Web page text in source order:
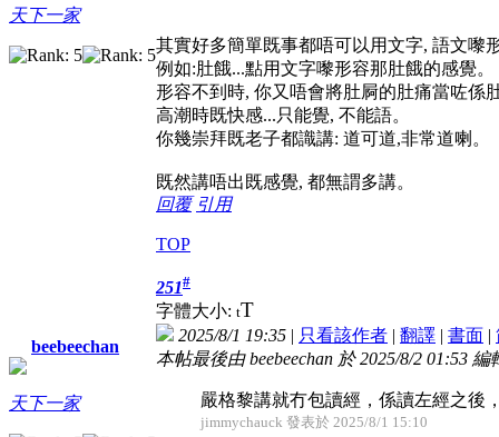
天下一家
其實好多簡單既事都唔可以用文字, 語文嚟
例如:肚餓...點用文字嚟形容那肚餓的感覺。
形容不到時, 你又唔會將肚屙的肚痛當咗係
高潮時既快感...只能覺, 不能語。
你幾崇拜既老子都識講: 道可道,非常道喇。
既然講唔出既感覺, 都無謂多講。
回覆 引用
TOP
beebeechan
天下一家
251#
字體大小: tT
2025/8/1 19:35 | 只看該作者 | 翻譯 | 書面 |
本帖最後由 beebeechan 於 2025/8/2 01:53 編
嚴格黎講就冇包讀經，係讀左經之後
jimmychauck 發表於 2025/8/1 15:10